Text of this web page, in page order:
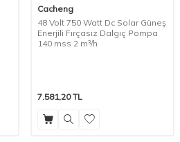
Cacheng
48 Volt 750 Watt Dc Solar Güneş
Enerjili Fırçasız Dalgıç Pompa
140 mss 2 m³/h
7.581,20TL